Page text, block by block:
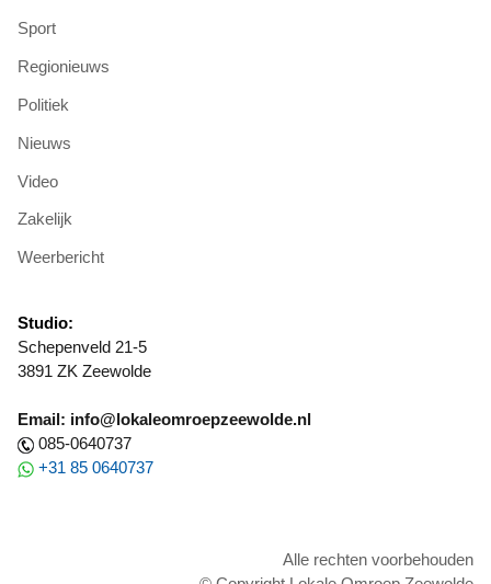
Sport
Regionieuws
Politiek
Nieuws
Video
Zakelijk
Weerbericht
Studio:
Schepenveld 21-5
3891 ZK Zeewolde
Email: info@lokaleomroepzeewolde.nl
085-0640737
+31 85 0640737
Alle rechten voorbehouden